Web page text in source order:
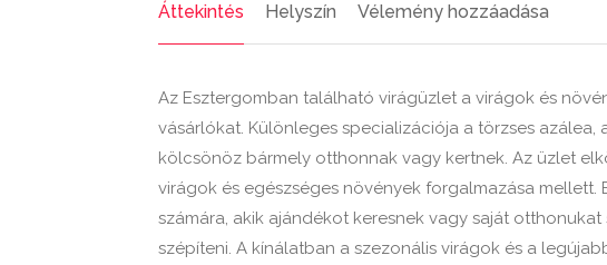
Áttekintés Helyszín Vélemény hozzáadása
Az Esztergomban található virágüzlet a virágok és
vásárlókat. Különleges specializációja a törzses
kölcsönöz bármely otthonnak vagy kertnek. Az üzlet
virágok és egészséges növények forgalmazása mellett.
számára, akik ajándékot keresnek vagy saját
szépíteni. A kínálatban a szezonális virágok és a